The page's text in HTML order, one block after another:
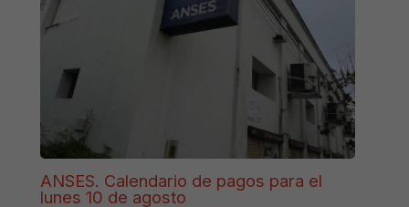
ANSES. Calendario de pagos para el
lunes 10 de agosto